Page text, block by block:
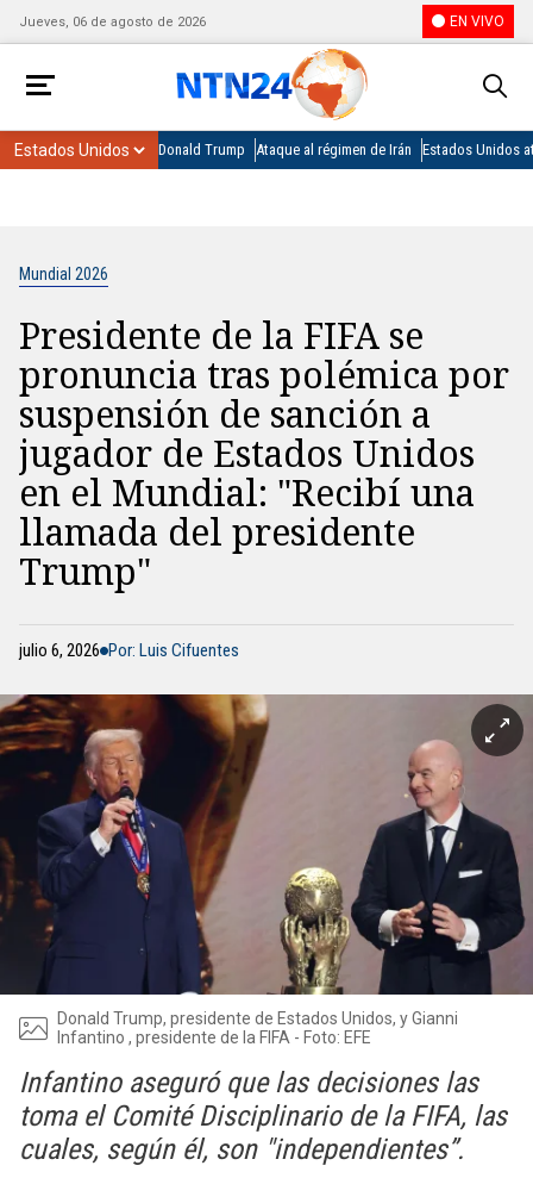
Jueves, 06 de agosto de 2026 EN VIVO
Donald Trump Ataque al régimen de Irán Estados Unidos
Mundial 2026
Presidente de la FIFA se
pronuncia tras polémica por
suspensión de sanción a
jugador de Estados Unidos
en el Mundial: "Recibí una
llamada del presidente
Trump"
julio 6, 2026 Por: Luis Cifuentes
Donald Trump, presidente de Estados Unidos, y Gianni
Infantino , presidente de la FIFA - Foto: EFE
Infantino aseguró que las decisiones las
toma el Comité Disciplinario de la FIFA, las
cuales, según él, son "independientes”.